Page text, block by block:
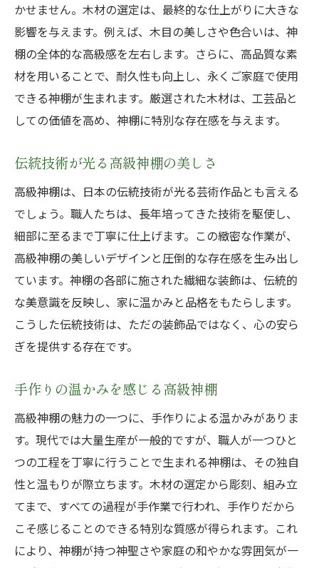
かせません。木材の選定は、最終的な仕上がりに大きな
影響を与えます。例えば、木目の美しさや色合いは、神
棚の全体的な高級感を左右します。さらに、高品質な素
材を用いることで、耐久性も向上し、永くご家庭で使用
できる神棚が生まれます。厳選された木材は、工芸品と
しての価値を高め、神棚に特別な存在感を与えます。
伝統技術が光る高級神棚の美しさ
高級神棚は、日本の伝統技術が光る芸術作品とも言える
でしょう。職人たちは、長年培ってきた技術を駆使し、
細部に至るまで丁寧に仕上げます。この緻密な作業が、
高級神棚の美しいデザインと圧倒的な存在感を生み出し
ています。神棚の各部に施された繊細な装飾は、伝統的
な美意識を反映し、家に温かみと品格をもたらします。
こうした伝統技術は、ただの装飾品ではなく、心の安ら
ぎを提供する存在です。
手作りの温かみを感じる高級神棚
高級神棚の魅力の一つに、手作りによる温かみがありま
す。現代では大量生産が一般的ですが、職人が一つひと
つの工程を丁寧に行うことで生まれる神棚は、その独自
性と温もりが際立ちます。木材の選定から彫刻、組み立
てまで、すべての過程が手作業で行われ、手作りだから
こそ感じることのできる特別な質感が得られます。これ
により、神棚が持つ神聖さや家庭の和やかな雰囲気が一